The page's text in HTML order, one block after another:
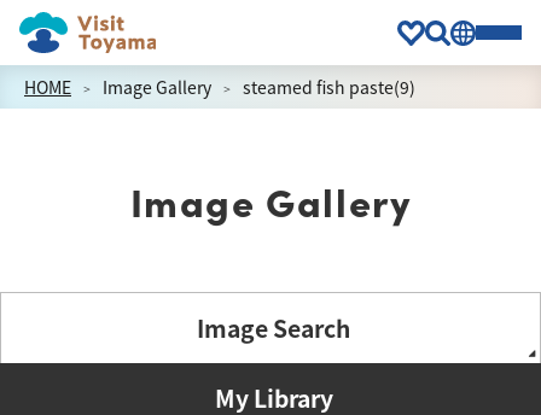
HOME Image Gallery steamed fish paste(9)
Image Gallery
Image Search
My Library